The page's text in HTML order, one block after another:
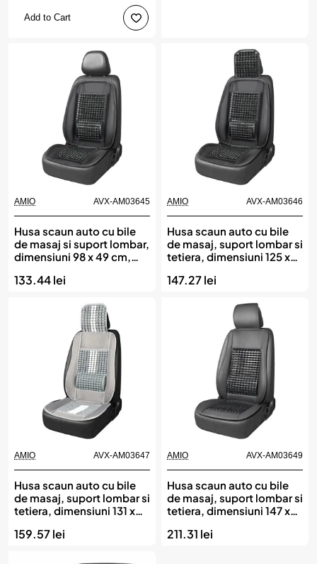
Add to Cart
AMIO AVX-AM03645
Husa scaun auto cu bile
de masaj si suport lombar,
dimensiuni 98 x 49 cm,
133.44 lei
AMIO AVX-AM03646
Husa scaun auto cu bile
de masaj, suport lombar si
tetiera, dimensiuni 125 x
AMIO
147.27 lei
AMIO AVX-AM03647
Husa scaun auto cu bile
de masaj, suport lombar si
tetiera, dimensiuni 131 x
159.57 lei
AMIO AVX-AM03649
Husa scaun auto cu bile
de masaj, suport lombar si
tetiera, dimensiuni 147 x
AMIO
211.31 lei